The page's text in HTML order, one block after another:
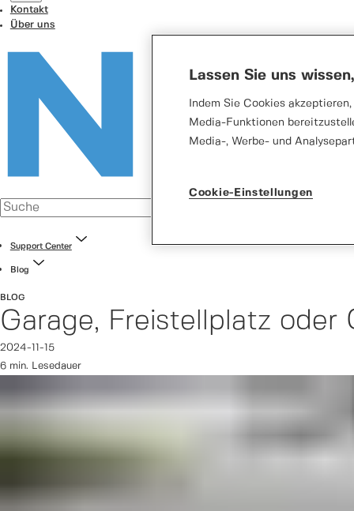
Kontakt
Über uns
Support Center
Blog
BLOG
Garage, Freistellplatz oder
2024-11-15
6 min. Lesedauer
Lassen Sie uns
Indem Sie Cookies
Media-Funktionen
Media-, Werbe- und
Cookie-Einstellungen